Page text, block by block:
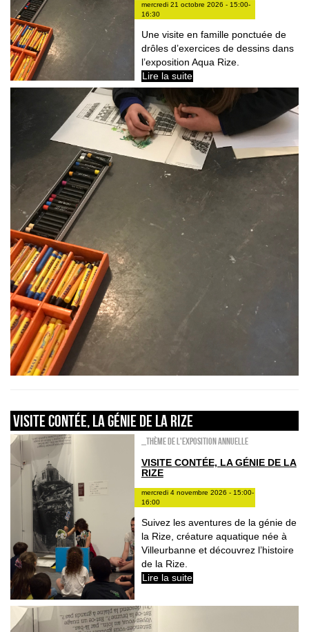
mercredi 21 octobre 2026 - 15:00-
16:30
Une visite en famille ponctuée de
drôles d’exercices de dessins dans
l’exposition Aqua Rize.
Lire la suite
Visite contée, la génie de la Rize
_Thème de l'exposition annuelle
VISITE CONTÉE, LA GÉNIE DE LA
RIZE
mercredi 4 novembre 2026 - 15:00-
16:00
Suivez les aventures de la génie de
la Rize, créature aquatique née à
Villeurbanne et découvrez l’histoire
de la Rize.
Lire la suite